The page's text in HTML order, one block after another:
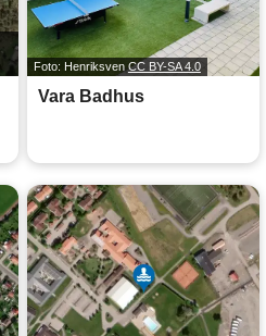
Foto: Henriksven CC BY-SA 4.0
Vara Badhus